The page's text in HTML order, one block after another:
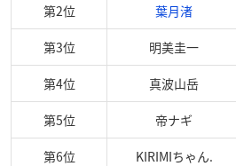
第2位 葉月渚
第3位 明美圭一
第4位 真波山岳
第5位 帝ナギ
第6位 KIRIMIちゃん.